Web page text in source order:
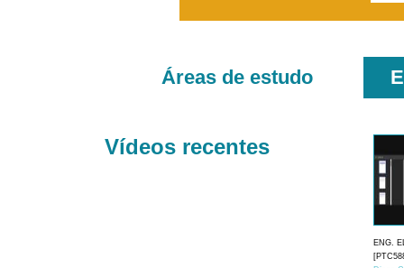
Áreas de estudo
Vídeos recentes
ENG.